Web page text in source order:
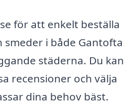
för att enkelt beställa
i både Gantofta
städerna. Du kan
recensioner och välja
dina behov bäst.